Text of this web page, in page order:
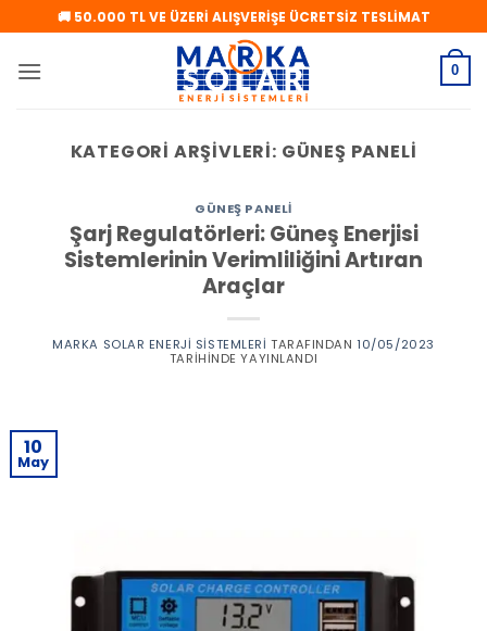
atla
🚚 50.000 TL VE ÜZERİ ALIŞVERİŞE ÜCRETSİZ TESLİMAT
0
KATEGORI ARŞIVLERI: GÜNEŞ PANELI
GÜNEŞ PANELI
Şarj Regulatörleri: Güneş Enerjisi
Sistemlerinin Verimliliğini Artıran
Araçlar
MARKA SOLAR ENERJI SISTEMLERI TARAFINDAN 10/05/2023
TARIHINDE YAYINLANDI
10
May